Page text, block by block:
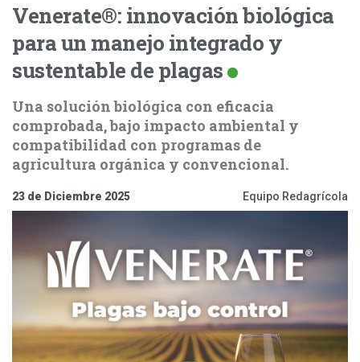
Venerate®: innovación biológica
para un manejo integrado y
sustentable de plagas
Una solución biológica con eficacia
comprobada, bajo impacto ambiental y
compatibilidad con programas de
agricultura orgánica y convencional.
23 de Diciembre 2025 Equipo Redagrícola